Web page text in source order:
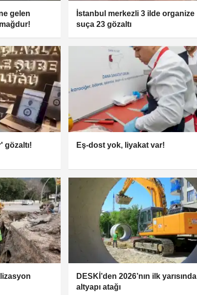
gelen
İstanbul merkezli 3 ilde organize
suça 23 gözaltı
gözaltı! Eş-dost yok, liyakat var!
DESKİ’den 2026’nın ilk yarısında
altyapı atağı